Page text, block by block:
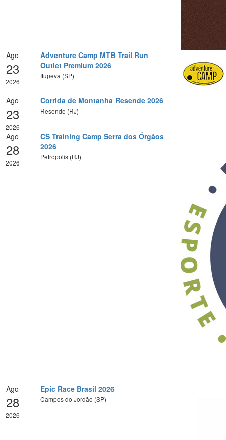
Ago
23
2026
Adventure Camp MTB Trail Run
Outlet Premium 2026
Itupeva (SP)
Ago
23
2026
Corrida de Montanha Resende 2026
Resende (RJ)
Ago
28
2026
CS Training Camp Serra dos Órgãos
2026
Petrópolis (RJ)
Ago
28
2026
Epic Race Brasil 2026
Campos do Jordão (SP)